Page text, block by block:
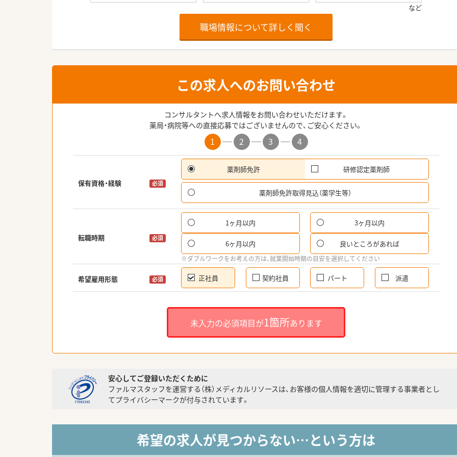
職場情報について詳しく聞く
この求人へのお問い合わせ
コンサルタントへ求人情報をお問い合わせいただけます。
薬局・病院等への直接応募ではございませんので、ご安心ください。
1 2 3 4
保有資格・経験 必須
薬剤師免許 研修認定薬剤師
薬剤師免許取得見込（薬学生等）
転職時期 必須
1ヶ月以内 3ヶ月以内
6ヶ月以内 良いところがあれば
※ダブルワークをお考えの方は、就業開始時期の目安を選択してください
希望雇用形態 必須 正社員 契約社員 パート 派遣
未入力の必須項目が1箇所あります
安心してご登録いただくために
ファルマスタッフを運営する（株）メディカルリソースは、お客様の個人情報を適切に管理する事業者とし
てプライバシーマークが付与されています。
希望の求人が見つからない…という方は